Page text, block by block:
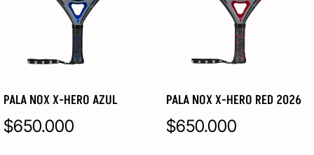
PALA NOX X-HERO AZUL
$650.000
PALA NOX X-HERO RED 2026
$650.000